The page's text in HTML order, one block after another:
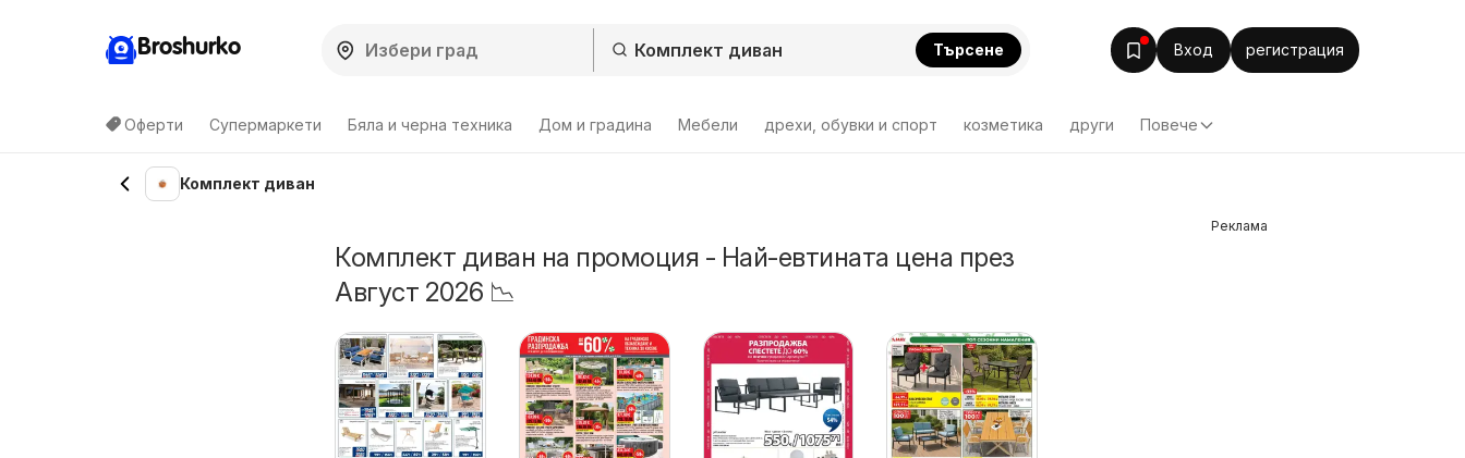
Broshurko Търсене Вход регистрация
Оферти Супермаркети Бяла и черна техника Дом и градина Мебели дрехи, обувки и спорт козметика други Повече
Комплект диван
Комплект диван на промоция - Най-евтината цена през
Август 2026 📉
Реклама